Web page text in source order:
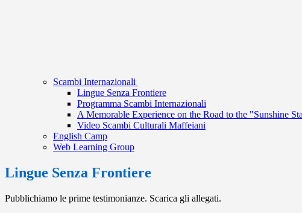
Scambi Internazionali
Lingue Senza Frontiere
Programma Scambi Internazionali
A Memorable Experience on the Road to the "Sunshine
Video Scambi Culturali Maffeiani
English Camp
Web Learning Group
Lingue Senza Frontiere
Pubblichiamo le prime testimonianze. Scarica gli allegati.